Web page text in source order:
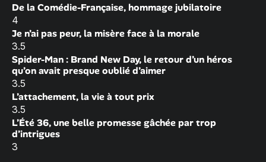
De la Comédie-Française, hommage jubilatoire
4
Je n’ai pas peur, la misère face à la morale
3.5
Spider-Man : Brand New Day, le retour d’un héros
qu’on avait presque oublié d’aimer
3.5
L’attachement, la vie à tout prix
3.5
L’Été 36, une belle promesse gâchée par trop
d’intrigues
3